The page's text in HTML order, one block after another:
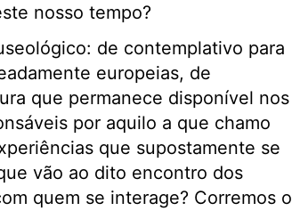
nosso tempo?
de contemplativo para
europeias, de
que permanece disponível nos
por aquilo a que chamo
que supostamente se
vão ao dito encontro dos
quem se interage? Corremos o